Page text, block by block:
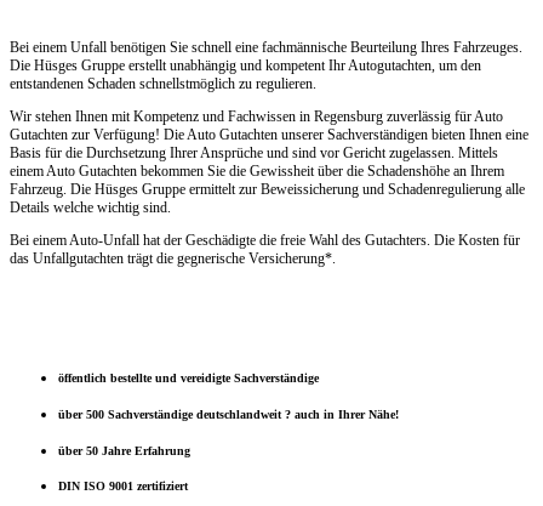
Bei einem Unfall benötigen Sie schnell eine fachmännische Beurteilung Ihres Fahrzeuges.
Die Hüsges Gruppe erstellt unabhängig und kompetent Ihr Autogutachten, um den
entstandenen Schaden schnellstmöglich zu regulieren.
Wir stehen Ihnen mit Kompetenz und Fachwissen in Regensburg zuverlässig für Auto
Gutachten zur Verfügung! Die Auto Gutachten unserer Sachverständigen bieten Ihnen eine
Basis für die Durchsetzung Ihrer Ansprüche und sind vor Gericht zugelassen. Mittels
einem Auto Gutachten bekommen Sie die Gewissheit über die Schadenshöhe an Ihrem
Fahrzeug. Die Hüsges Gruppe ermittelt zur Beweissicherung und Schadenregulierung alle
Details welche wichtig sind.
Bei einem Auto-Unfall hat der Geschädigte die freie Wahl des Gutachters. Die Kosten für
das Unfallgutachten trägt die gegnerische Versicherung*.
öffentlich bestellte und vereidigte Sachverständige
über 500 Sachverständige deutschlandweit ? auch in Ihrer Nähe!
über 50 Jahre Erfahrung
DIN ISO 9001 zertifiziert